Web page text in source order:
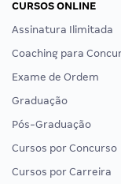
CURSOS ONLINE
Assinatura Ilimitada
Coaching para
Exame de Ordem
Graduação
Pós-Graduação
Cursos por Concurso
Cursos por Carreira